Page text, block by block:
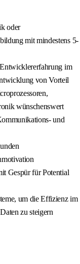
oder
mit mindestens 5-
im
von Vorteil
wünschenswert
und
Gespür für Potential
um die Effizienz im
zu steigern